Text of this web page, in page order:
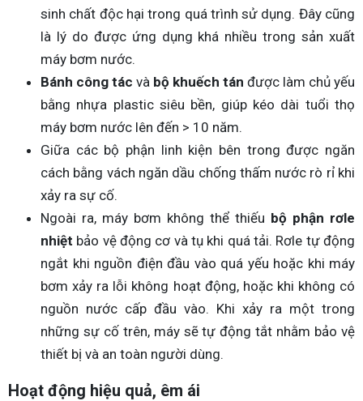
sinh chất độc hại trong quá trình sử dụng. Đây cũng
là lý do được ứng dụng khá nhiều trong sản xuất
máy bơm nước.
Bánh công tác và bộ khuếch tán được làm chủ yếu
bằng nhựa plastic siêu bền, giúp kéo dài tuổi thọ
máy bơm nước lên đến > 10 năm.
Giữa các bộ phận linh kiện bên trong được ngăn
cách bằng vách ngăn dầu chống thấm nước rò rỉ khi
xảy ra sự cố.
Ngoài ra, máy bơm không thể thiếu bộ phận rơle
nhiệt bảo vệ động cơ và tụ khi quá tải. Rơle tự động
ngắt khi nguồn điện đầu vào quá yếu hoặc khi máy
bơm xảy ra lỗi không hoạt động, hoặc khi không có
nguồn nước cấp đầu vào. Khi xảy ra một trong
những sự cố trên, máy sẽ tự động tắt nhằm bảo vệ
thiết bị và an toàn người dùng.
Hoạt động hiệu quả, êm ái